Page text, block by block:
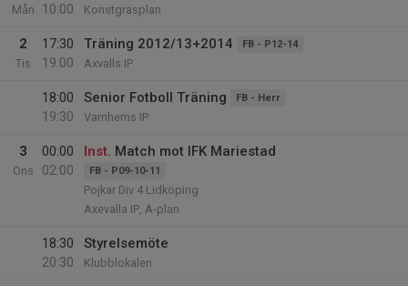
Mån
10:00
Konstgräsplan
2
Tis
17:30
19:00
Träning 2012/13+2014 FB - P12-14
Axvalls IP
18:00
19:30
Senior Fotboll Träning FB - Herr
Varnhems IP
3
Ons
00:00
02:00
Inst. Match mot IFK Mariestad
FB - P09-10-11
Pojkar Div 4 Lidköping
Axevalla IP, A-plan
18:30
20:30
Styrelsemöte
Klubblokalen